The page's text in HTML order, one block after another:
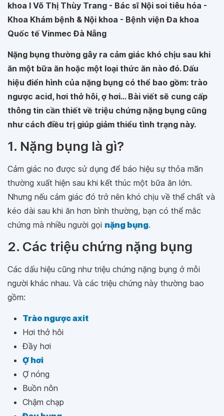
khoa I Võ Thị Thùy Trang - Bác sĩ Nội soi tiêu hóa -
Khoa Khám bệnh & Nội khoa - Bệnh viện Đa khoa
Quốc tế Vinmec Đà Nẵng
Nặng bụng thường gây ra cảm giác khó chịu sau khi
ăn một bữa ăn hoặc một loại thức ăn nào đó. Dấu
hiệu điển hình của nặng bụng có thể bao gồm: trào
ngược acid, hơi thở hôi, ợ hơi... Bài viết sẽ cung cấp
thông tin cần thiết về triệu chứng nặng bụng cũng
như cách điều trị giúp giảm thiểu tình trạng này.
1. Nặng bụng là gì?
Cảm giác no được sử dụng để báo hiệu sự thỏa mãn
thường xuất hiện sau khi kết thúc một bữa ăn lớn.
Nhưng nếu cảm giác đó trở nên khó chịu về thể chất và
kéo dài sau khi ăn hơn bình thường, bạn có thể mắc
chứng mà nhiều người gọi nặng bụng.
2. Các triệu chứng nặng bụng
Các dấu hiệu cũng như triệu chứng nặng bụng ở mỗi
người khác nhau. Và các triệu chứng này thường bao
gồm:
Trào ngược axit
Hơi thở hôi
Đầy hơi
Ợ hơi
Ợ nóng
Buồn nôn
Chậm chạp